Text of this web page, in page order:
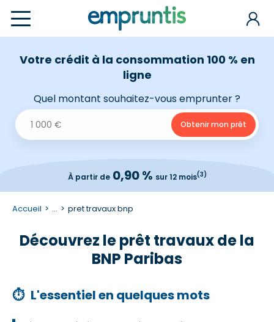
Votre crédit à la consommation 100 % en
ligne
Quel montant souhaitez-vous emprunter ?
À partir de0,90 % sur 12 mois(3)
Accueil ... pret travaux bnp
Découvrez le prêt travaux de la
BNP Paribas
⏱ L'essentiel en quelques mots